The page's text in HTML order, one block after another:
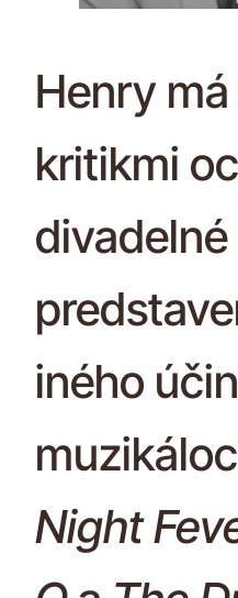
Henry
kritikmi
divadelné
iného
Night